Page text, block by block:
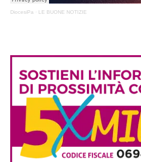
DiocesiPa · LE BUONE NOTIZIE